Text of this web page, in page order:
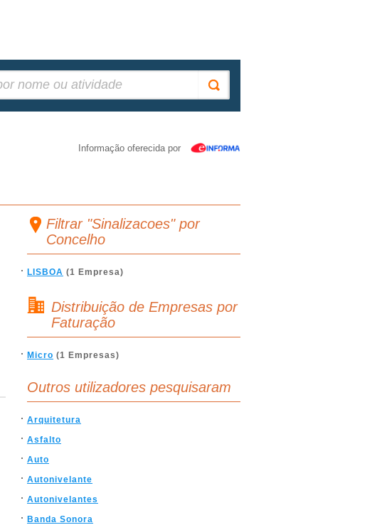
Informação oferecida por
Filtrar "Sinalizacoes" por
Concelho
LISBOA (1 Empresa)
Distribuição de Empresas por
Faturação
Micro (1 Empresas)
Outros utilizadores pesquisaram
Arquitetura
Asfalto
Auto
Autonivelante
Autonivelantes
Banda Sonora